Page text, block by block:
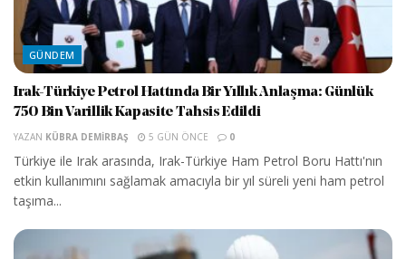
GÜNDEM
Irak-Türkiye Petrol Hattında Bir Yıllık Anlaşma: Günlük
750 Bin Varillik Kapasite Tahsis Edildi
YAZAN KÜBRA DEMIRBAŞ 5 GÜN ÖNCE 0
Türkiye ile Irak arasında, Irak-Türkiye Ham Petrol Boru Hattı'nın
etkin kullanımını sağlamak amacıyla bir yıl süreli yeni ham petrol
taşıma...